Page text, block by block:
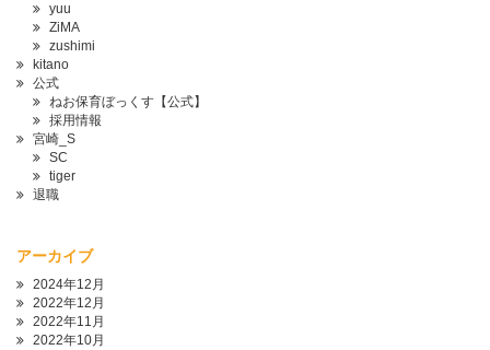
yuu
ZiMA
zushimi
kitano
公式
ねお保育ぼっくす【公式】
採用情報
宮崎_S
SC
tiger
退職
アーカイブ
2024年12月
2022年12月
2022年11月
2022年10月